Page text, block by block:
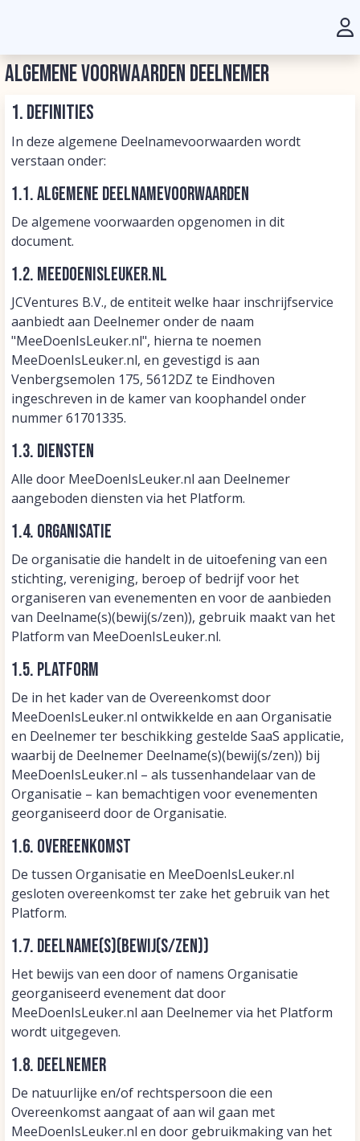
Algemene voorwaarden deelnemer
1. Definities
In deze algemene Deelnamevoorwaarden wordt
verstaan onder:
1.1. Algemene Deelnamevoorwaarden
De algemene voorwaarden opgenomen in dit
document.
1.2. MeeDoenIsLeuker.nl
JCVentures B.V., de entiteit welke haar inschrijfservice
aanbiedt aan Deelnemer onder de naam
"MeeDoenIsLeuker.nl", hierna te noemen
MeeDoenIsLeuker.nl, en gevestigd is aan
Venbergsemolen 175, 5612DZ te Eindhoven
ingeschreven in de kamer van koophandel onder
nummer 61701335.
1.3. Diensten
Alle door MeeDoenIsLeuker.nl aan Deelnemer
aangeboden diensten via het Platform.
1.4. Organisatie
De organisatie die handelt in de uitoefening van een
stichting, vereniging, beroep of bedrijf voor het
organiseren van evenementen en voor de aanbieden
van Deelname(s)(bewij(s/zen)), gebruik maakt van het
Platform van MeeDoenIsLeuker.nl.
1.5. Platform
De in het kader van de Overeenkomst door
MeeDoenIsLeuker.nl ontwikkelde en aan Organisatie
en Deelnemer ter beschikking gestelde SaaS applicatie,
waarbij de Deelnemer Deelname(s)(bewij(s/zen)) bij
MeeDoenIsLeuker.nl – als tussenhandelaar van de
Organisatie – kan bemachtigen voor evenementen
georganiseerd door de Organisatie.
1.6. Overeenkomst
De tussen Organisatie en MeeDoenIsLeuker.nl
gesloten overeenkomst ter zake het gebruik van het
Platform.
1.7. Deelname(s)(bewij(s/zen))
Het bewijs van een door of namens Organisatie
georganiseerd evenement dat door
MeeDoenIsLeuker.nl aan Deelnemer via het Platform
wordt uitgegeven.
1.8. Deelnemer
De natuurlijke en/of rechtspersoon die een
Overeenkomst aangaat of aan wil gaan met
MeeDoenIsLeuker.nl en door gebruikmaking van het